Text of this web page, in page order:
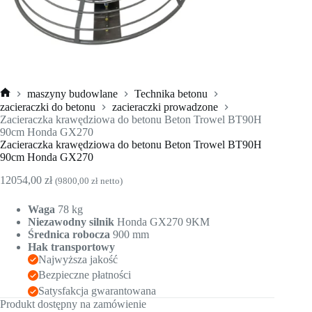
Strona
główna
maszyny budowlane
Technika betonu
zacieraczki do betonu
zacieraczki prowadzone
Zacieraczka krawędziowa do betonu Beton Trowel BT90H
90cm Honda GX270
Zacieraczka krawędziowa do betonu Beton Trowel BT90H
90cm Honda GX270
12054,00 zł (9800,00 zł netto)
Waga 78 kg
Niezawodny silnik Honda GX270 9KM
Średnica robocza 900 mm
Hak transportowy
Najwyższa jakość
Bezpieczne płatności
Satysfakcja gwarantowana
Produkt dostępny na zamówienie